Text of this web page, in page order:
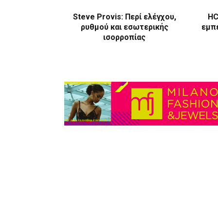
Steve Provis: Περί ελέγχου,
ρυθμού και εσωτερικής
ισορροπίας